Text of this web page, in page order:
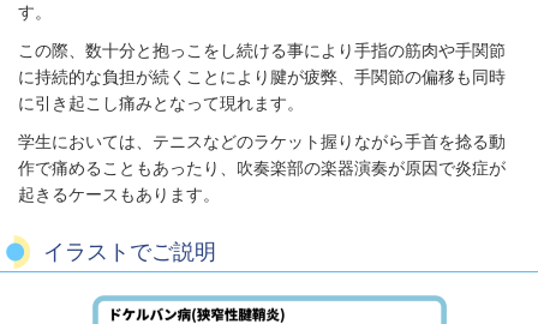
す。
この際、数十分と抱っこをし続ける事により手指の筋肉や手関節
に持続的な負担が続くことにより腱が疲弊、手関節の偏移も同時
に引き起こし痛みとなって現れます。
学生においては、テニスなどのラケット握りながら手首を捻る動
作で痛めることもあったり、吹奏楽部の楽器演奏が原因で炎症が
起きるケースもあります。
イラストでご説明